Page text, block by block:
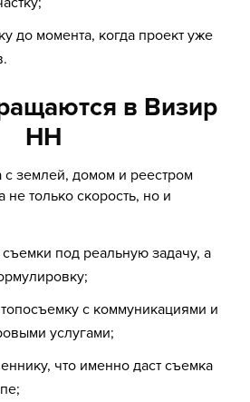
до момента, когда проект уже
в Визир
НН
с землей, домом и реестром
только скорость, но и
под реальную задачу, а
с коммуникациями и
услугами;
что именно даст съемка